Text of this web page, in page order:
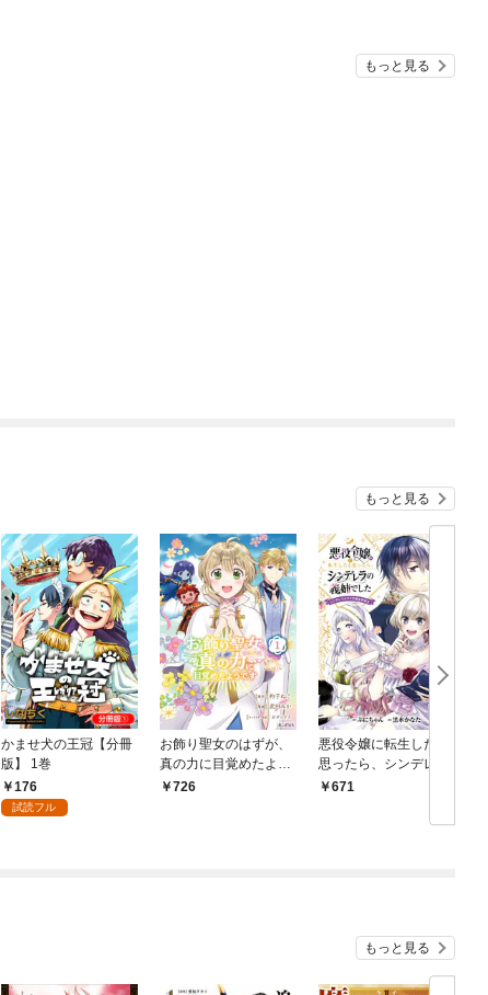
もっと見る
もっと見る
かませ犬の王冠【分冊
版】 1巻
176
試読フル
お飾り聖女のはずが、
真の力に目覚めたよう
です THE COMIC 1巻
726
悪役令嬢に転生したと
思ったら、シンデレラ
の義姉でした ～シンデ
671
もっと見る